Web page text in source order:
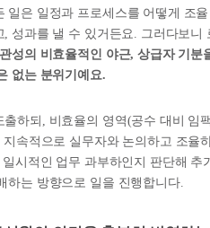
일은 일정과 프로세스를 어떻게 조율
성과를 낼 수 있거든요. 그러다보니
성의 비효율적인 야근, 상급자 기분
없는 분위기예요.
하되, 비효율의 영역(공수 대비 임
속적으로 실무자와 논의하고 조율
시적인 업무 과부하인지 판단해 추
하는 방향으로 일을 진행합니다.